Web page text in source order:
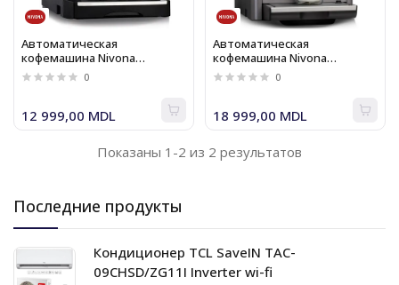
Последние продукты
Кондиционер TCL SaveIN TAC-
09CHSD/ZG11I Inverter wi-fi
Автоматическая
кофемашина Nivona
CafeRomatica 690 (NICR 690)
0
12 999,00 MDL
Автоматическая
кофемашина Nivona
CafeRomatica 821 (NICR 821)
0
18 999,00 MDL
Показаны 1-2 из 2 результатов